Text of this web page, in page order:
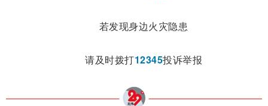
若发现身边火灾隐患
请及时拨打12345投诉举报